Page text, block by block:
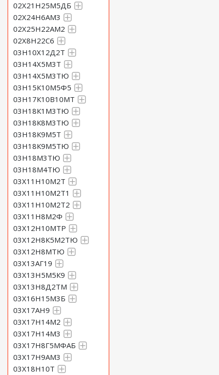
02Х21Н25М5ДБ
02Х24Н6АМ3
02Х25Н22АМ2
02Х8Н22С6
03Н10Х12Д2Т
03Н14Х5М3Т
03Н14Х5М3ТЮ
03Н15К10М5Ф5
03Н17К10В10МТ
03Н18К1М3ТЮ
03Н18К8М3ТЮ
03Н18К9М5Т
03Н18К9М5ТЮ
03Н18М3ТЮ
03Н18М4ТЮ
03Х11Н10М2Т
03Х11Н10М2Т1
03Х11Н10М2Т2
03Х11Н8М2Ф
03Х12Н10МТР
03Х12Н8К5М2ТЮ
03Х12Н8МТЮ
03Х13АГ19
03Х13Н5М5К9
03Х13Н8Д2ТМ
03Х16Н15М3Б
03Х17АН9
03Х17Н14М2
03Х17Н14М3
03Х17Н8Г5МФАБ
03Х17Н9АМ3
03Х18Н10Т